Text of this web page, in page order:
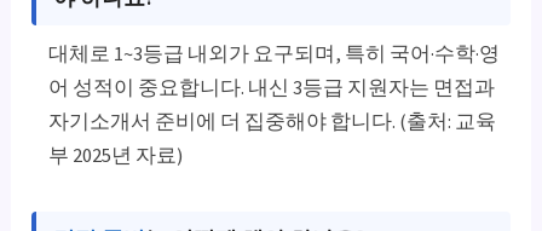
대체로 1~3등급 내외가 요구되며, 특히 국어·수학·영
어 성적이 중요합니다. 내신 3등급 지원자는 면접과
자기소개서 준비에 더 집중해야 합니다. (출처: 교육
부 2025년 자료)